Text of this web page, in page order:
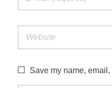
Save my name,